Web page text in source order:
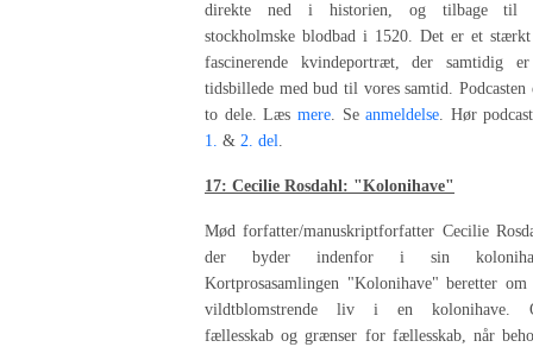
direkte ned i historien, og tilbage til
stockholmske blodbad i 1520. Det er et
fascinerende kvindeportræt, der samtidig
tidsbillede med bud til vores samtid. Podcasten
to dele. Læs mere. Seanmeldelse. Hør
1. & 2. del.
17: Cecilie Rosdahl: "Kolonihave"
Mød forfatter/manuskriptforfatter Cecilie
der byder indenfor i sin
Kortprosasamlingen "Kolonihave" beretter om
vildtblomstrende liv i en kolonihave.
fællesskab og grænser for fællesskab, når